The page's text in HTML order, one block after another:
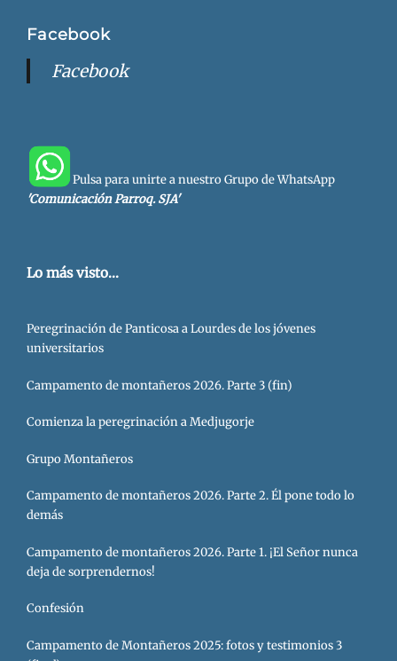
Facebook
Facebook
Pulsa para unirte a nuestro Grupo de WhatsApp
'Comunicación Parroq. SJA'
Lo más visto...
Peregrinación de Panticosa a Lourdes de los jóvenes
universitarios
Campamento de montañeros 2026. Parte 3 (fin)
Comienza la peregrinación a Medjugorje
Grupo Montañeros
Campamento de montañeros 2026. Parte 2. Él pone todo lo
demás
Campamento de montañeros 2026. Parte 1. ¡El Señor nunca
deja de sorprendernos!
Confesión
Campamento de Montañeros 2025: fotos y testimonios 3